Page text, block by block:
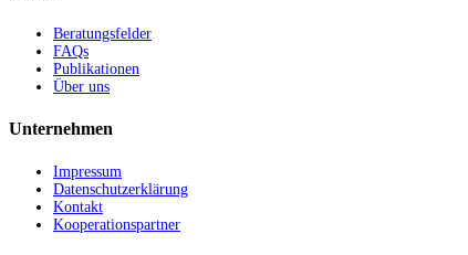
Beratungsfelder
FAQs
Publikationen
Über uns
Unternehmen
Impressum
Datenschutzerklärung
Kontakt
Kooperationspartner